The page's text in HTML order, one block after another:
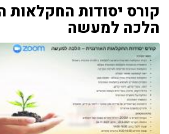
קורס יסודות החקלאות
הלכה למעשה